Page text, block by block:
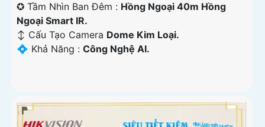
✪ Tầm Nhìn Ban Đêm : Hồng Ngoại 40m Hồng
Ngoại Smart IR.
↕️ Cấu Tạo Camera Dome Kim Loại.
️💠 Khả Năng : Công Nghệ AI.